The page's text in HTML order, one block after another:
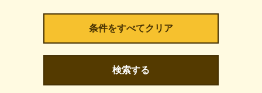
検索する